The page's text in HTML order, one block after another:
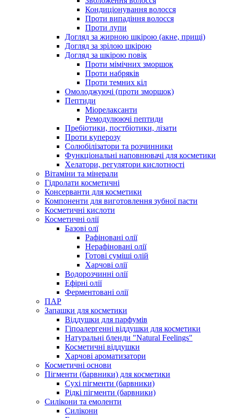
Кондиціонування волосся
Проти випадіння волосся
Проти лупи
Догляд за жирною шкірою (акне, прищі)
Догляд за зрілою шкірою
Догляд за шкірою повік
Проти мімічних зморшок
Проти набряків
Проти темних кіл
Омолоджуючі (проти зморшок)
Пептиди
Міорелаксанти
Ремодулюючі пептиди
Пребіотики, постбіотики, лізати
Проти куперозу
Солюбілізатори та розчинники
Функціональні наповнювачі для косметики
Хелатори, регулятори кислотності
Вітаміни та мінерали
Гідролати косметичні
Консерванти для косметики
Компоненти для виготовлення зубної пасти
Косметичні кислоти
Косметичні олії
Базові олї
Рафіновані олії
Нерафіновані олії
Готові суміші олій
Харчові олії
Водорозчинні олії
Ефірні олії
Ферментовані олії
ПАР
Запашки для косметики
Віддушки для парфумів
Гіпоалергенні віддушки для косметики
Натуральні бленди "Natural Feelings"
Косметичні віддушки
Харчові ароматизатори
Косметичні основи
Пігменти (барвники) для косметики
Сухі пігменти (барвники)
Рідкі пігменти (барвники)
Силікони та емоленти
Силікони